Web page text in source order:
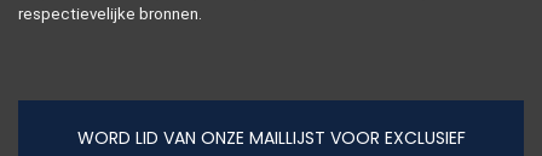
respectievelijke bronnen.
WORD LID VAN ONZE MAILLIJST VOOR EXCLUSIEF